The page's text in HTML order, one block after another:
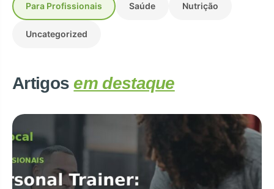
Para Profissionais Saúde Nutrição
Uncategorized
Artigos em destaque